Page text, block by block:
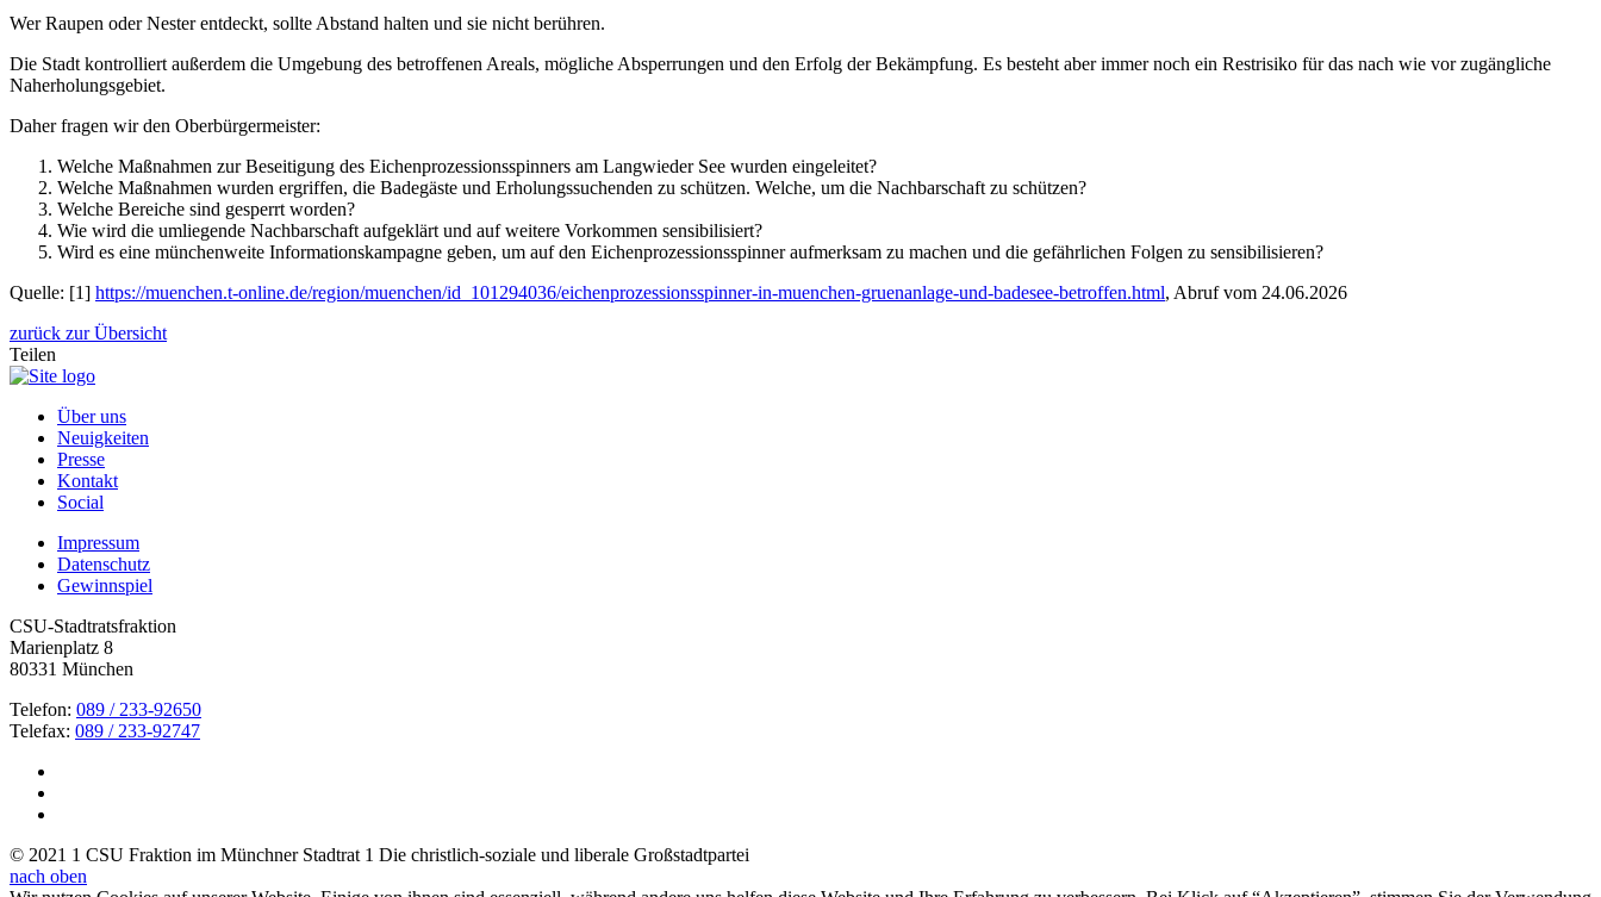
Wer Raupen oder Nester entdeckt, sollte Abstand halten und sie nicht berühren.
Die Stadt kontrolliert außerdem die Umgebung des betroffenen Areals, mögliche Absperrungen und den Erfolg der Bekämpfung. Es besteht aber immer noch ein Restrisiko für das nach wie vor zugängliche
Naherholungsgebiet.
Daher fragen wir den Oberbürgermeister:
Welche Maßnahmen zur Beseitigung des Eichenprozessionsspinners am Langwieder See wurden eingeleitet?
Welche Maßnahmen wurden ergriffen, die Badegäste und Erholungssuchenden zu schützen. Welche, um die Nachbarschaft zu schützen?
Welche Bereiche sind gesperrt worden?
Wie wird die umliegende Nachbarschaft aufgeklärt und auf weitere Vorkommen sensibilisiert?
Wird es eine münchenweite Informationskampagne geben, um auf den Eichenprozessionsspinner aufmerksam zu machen und die gefährlichen Folgen zu sensibilisieren?
Quelle: [1] https://muenchen.t-online.de/region/muenchen/id_101294036/eichenprozessionsspinner-in-muenchen-gruenanlage-und-badesee-betroffen.html, Abruf vom 24.06.2026
zurück zur Übersicht
Teilen
Über uns
Neuigkeiten
Presse
Kontakt
Social
Impressum
Datenschutz
Gewinnspiel
CSU-Stadtratsfraktion
Marienplatz 8
80331 München
Telefon: 089 / 233-92650
Telefax: 089 / 233-92747
© 2021 1 CSU Fraktion im Münchner Stadtrat 1 Die christlich-soziale und liberale Großstadtpartei
nach oben